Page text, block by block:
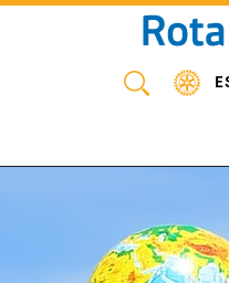
Panneau de gestion des